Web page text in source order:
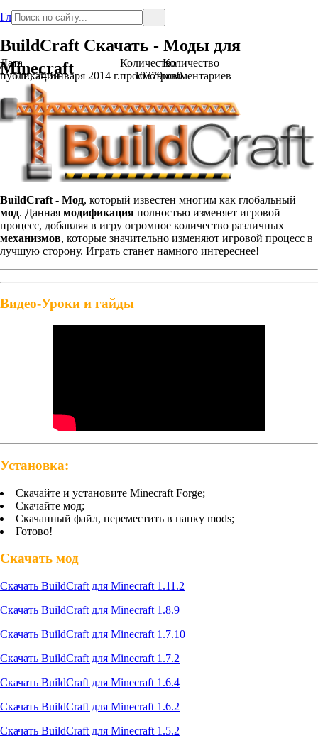
Главная
BuildCraft Скачать - Моды для
Minecraft
Дата
публикации
Пт., 24 Января 2014 г.
Количество
просмотров
10379
Количество
комментариев
0
BuildCraft - Мод, который известен многим как глобальный
мод. Данная модификация полностью изменяет игровой
процесс, добавляя в игру огромное количество различных
механизмов, которые значительно изменяют игровой процесс в
лучшую сторону. Играть станет намного интереснее!
Видео-Уроки и гайды
Установка:
Скачайте и установите Minecraft Forge;
Скачайте мод;
Скачанный файл, переместить в папку mods;
Готово!
Скачать мод
Скачать BuildCraft для Minecraft 1.11.2
Скачать BuildCraft для Minecraft 1.8.9
Скачать BuildCraft для Minecraft 1.7.10
Скачать BuildCraft для Minecraft 1.7.2
Скачать BuildCraft для Minecraft 1.6.4
Скачать BuildCraft для Minecraft 1.6.2
Скачать BuildCraft для Minecraft 1.5.2